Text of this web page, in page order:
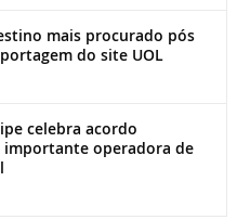
mais procurado pós
do site UOL
celebra acordo
importante operadora de